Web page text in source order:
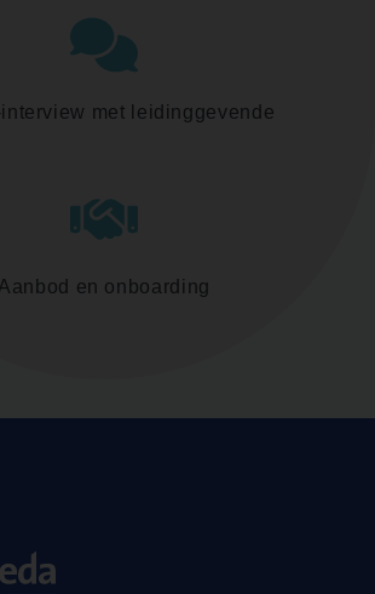
met leidinggevende
Aanbod en onboarding